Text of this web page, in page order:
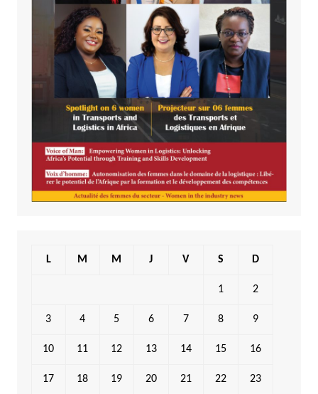
L M M J V S D
1 2
3 4 5 6 7 8 9
10 11 12 13 14 15 16
17 18 19 20 21 22 23